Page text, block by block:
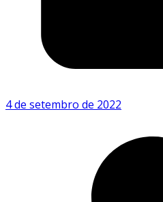
4 de setembro de 2022